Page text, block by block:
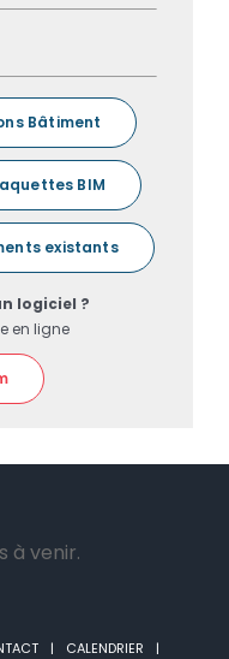
Bâtiment
BIM
existants
logiciel ?
en ligne
à venir.
CALENDRIER